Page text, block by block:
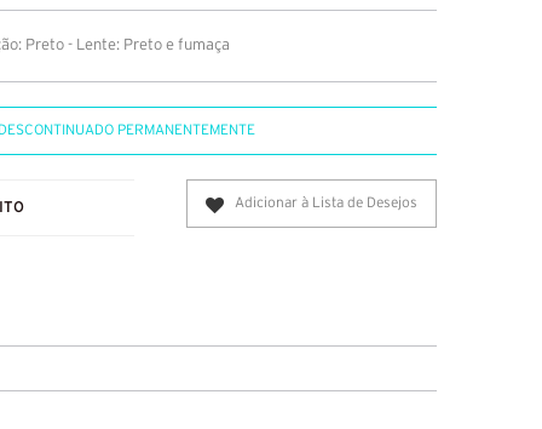
Preto - Lente: Preto e fumaça
PERMANENTEMENTE
Adicionar à Lista de Desejos